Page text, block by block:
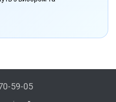
59-05